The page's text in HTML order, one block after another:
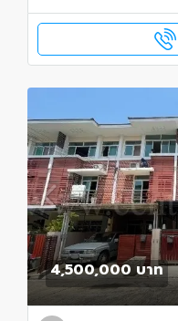
4,500,000 บาท